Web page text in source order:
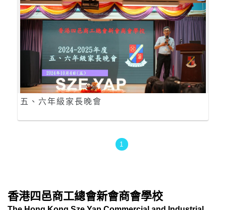
五、六年級家長晚會
1
香港四邑商工總會新會商會學校